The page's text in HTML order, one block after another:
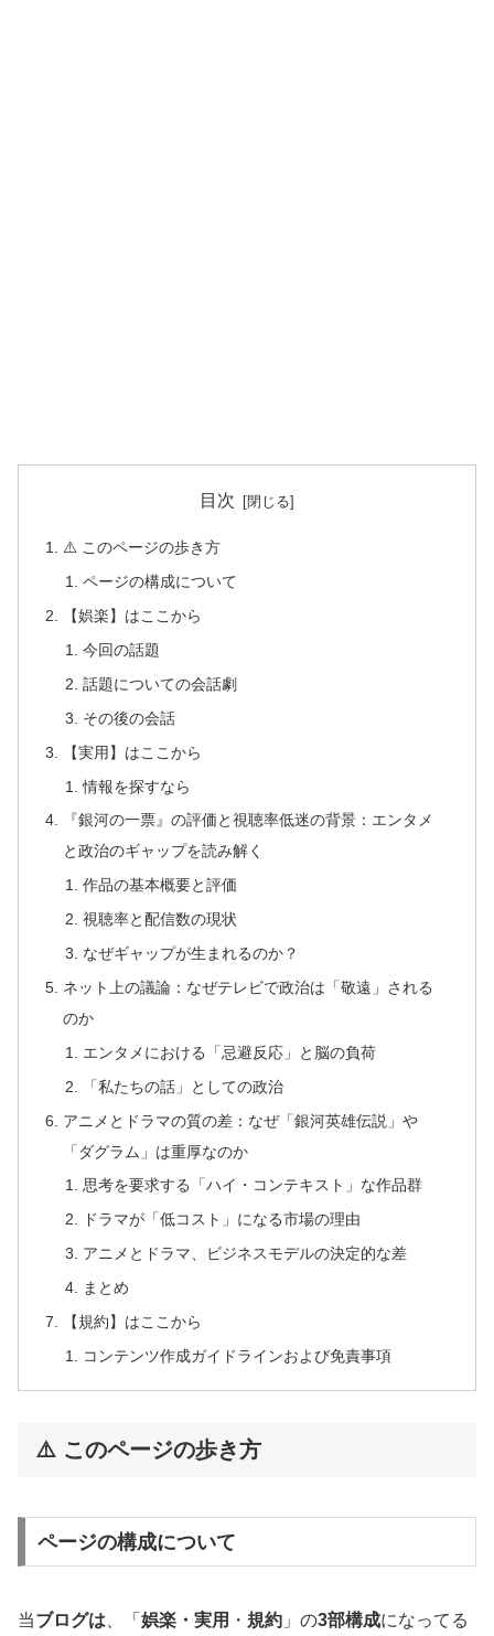
目次
⚠️ このページの歩き方
ページの構成について
【娯楽】はここから
今回の話題
話題についての会話劇
その後の会話
【実用】はここから
情報を探すなら
『銀河の一票』の評価と視聴率低迷の背景：エンタメ
と政治のギャップを読み解く
作品の基本概要と評価
視聴率と配信数の現状
なぜギャップが生まれるのか？
ネット上の議論：なぜテレビで政治は「敬遠」される
のか
エンタメにおける「忌避反応」と脳の負荷
「私たちの話」としての政治
アニメとドラマの質の差：なぜ「銀河英雄伝説」や
「ダグラム」は重厚なのか
思考を要求する「ハイ・コンテキスト」な作品群
ドラマが「低コスト」になる市場の理由
アニメとドラマ、ビジネスモデルの決定的な差
まとめ
【規約】はここから
コンテンツ作成ガイドラインおよび免責事項
⚠️ このページの歩き方
ページの構成について
当ブログは 、「 娯楽・実用 ・ 規約 」の3部構成になってる